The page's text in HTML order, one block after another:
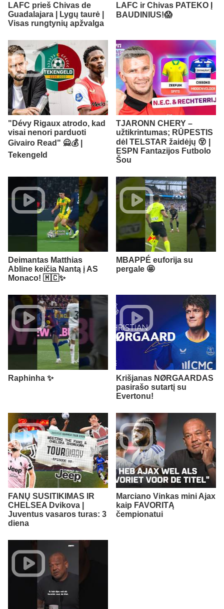
LAFC prieš Chivas de
Guadalajara | Lygų taurė |
Visas rungtynių apžvalga
LAFC ir Chivas PATEKO Į
BAUDINIUS!😱
"Dévy Rigaux atrodo, kad
visai nenori parduoti
Givairo Read" 🙅💰 |
Tekengeld
TJARONN CHERY –
užtikrintumas; RŪPESTIS
dėl TELSTAR žaidėjų 😵 |
ESPN Fantazijos Futbolo
Šou
Deimantas Matthias
Abline keičia Nantą į AS
Monaco! 🇲🇨✨
MBAPPÉ euforija su
pergale 🤩
Raphinha ✨
Krišjanas NØRGAARDAS
pasirašo sutartį su
Evertonu!
FANŲ SUSITIKIMAS IR
CHELSEA Dvikova |
Juventus vasaros turas: 3
diena
Marciano Vinkas mini Ajax
kaip FAVORITĄ
čempionatui